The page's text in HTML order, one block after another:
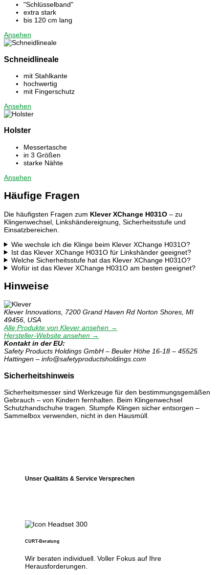
"Schlüsselband"
extra stark
bis 120 cm lang
Ansehen
Schneidlineale
mit Stahlkante
hochwertig
mit Fingerschutz
Ansehen
Holster
Messertasche
in 3 Größen
starke Nähte
Ansehen
Häufige Fragen
Die häufigsten Fragen zum Klever XChange H031O – zu
Klingenwechsel, Linkshändereignung, Sicherheitsstufe und
Einsatzbereichen.
Wie wechsle ich die Klinge beim Klever XChange H031O?
Ist das Klever XChange H031O für Linkshänder geeignet?
Welche Sicherheitsstufe hat das Klever XChange H031O?
Wofür ist das Klever XChange H031O am besten geeignet?
Hinweise
Klever Innovations, 7200 Grand Haven Rd Norton Shores, MI
49456, USA
Alle Produkte von Klever ansehen →
Hersteller-Website ansehen →
Kontakt in der EU:
Safety Products Holdings GmbH – Beuler Höhe 16-18 – 45525
Hattingen – info@safetyproductsholdings.com
Sicherheitshinweis
Sicherheitsmesser sind Werkzeuge für den bestimmungsgemäßen
Gebrauch – von Kindern fernhalten. Beim Klingenwechsel
Schutzhandschuhe tragen. Stumpfe Klingen sicher entsorgen –
Sammelbox verwenden, nicht in den Hausmüll.
Unser Qualitäts & Service Versprechen
CURT-Beratung
Wir beraten individuell. Voller Fokus auf Ihre
Herausforderungen.